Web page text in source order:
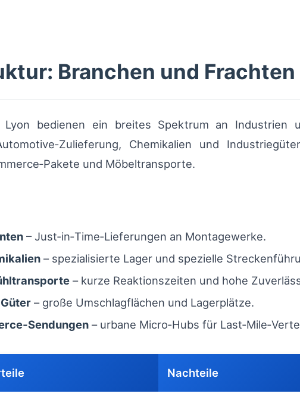
Branchen und Frachten
Lyon bedienen ein breites Spektrum an Industrien
Chemikalien und
und Möbeltransporte.
– Just‑in‑Time‑Lieferungen an Montagewerke.
– spezialisierte Lager und spezielle
– kurze Reaktionszeiten und hohe
– große Umschlagflächen und Lagerplätze.
– urbane Micro‑Hubs für
Nachteile